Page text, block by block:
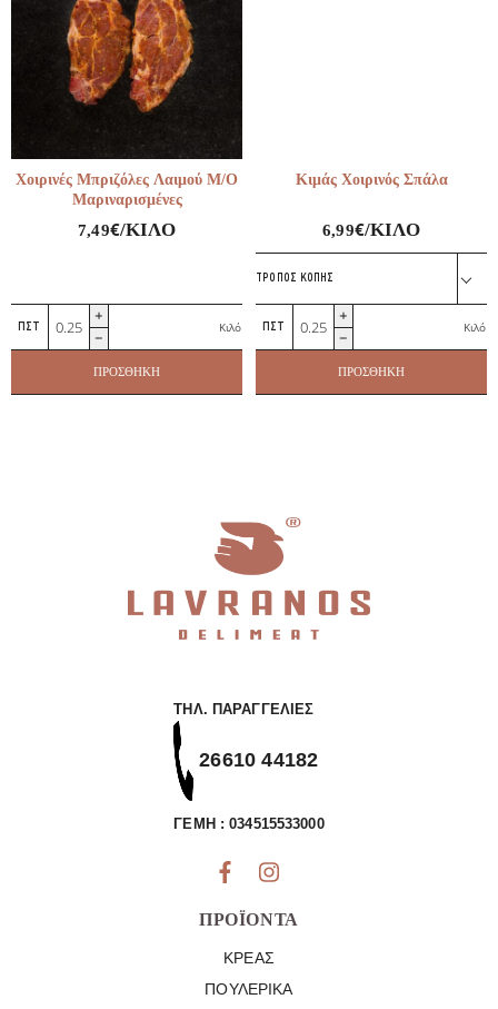
Χοιρινές Μπριζόλες Λαιμού Μ/Ο
Μαριναρισμένες
7,49€/ΚΙΛΌ
Χοιρινές
Μπριζόλες
Λαιμού
Μ/
Κιλό
ΠΡΟΣΘΉΚΗ
Κιμάς Χοιρινός Σπάλα
6,99€/ΚΙΛΌ
ΤΡΌΠΟΣ ΚΟΠΉΣ
Κιμάς
Χοιρινός
Σπάλα
ποσότητα
Κιλό
ΠΡΟΣΘΉΚΗ
ΤΗΛ. ΠΑΡΑΓΓΕΛΊΕΣ
26610 44182
ΓΕΜΗ : 034515533000
ΠΡΟΪΌΝΤΑ
ΚΡΈΑΣ
ΠΟΥΛΕΡΙΚΆ